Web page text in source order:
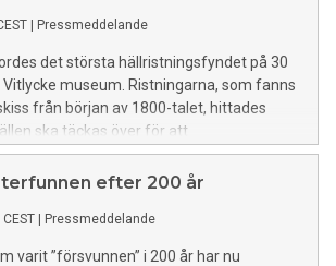
Pressmeddelande
det största hällristningsfyndet på 30
museum. Ristningarna, som fanns
från början av 1800-talet, hittades
ska täckas över för att
visningar den 7 maj.
efter 200 år
Pressmeddelande
varit ”försvunnen” i 200 år har nu